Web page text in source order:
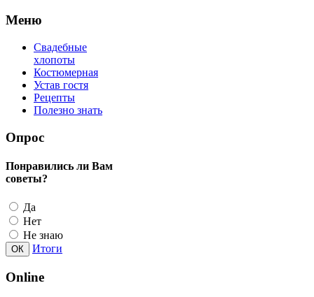
Костюмерная
Рецепты
Полезно знать
Опрос
Понравились ли Вам
Нет
Не знаю
Online
Сейчас 35 гостей онлайн
Свадебные приметы